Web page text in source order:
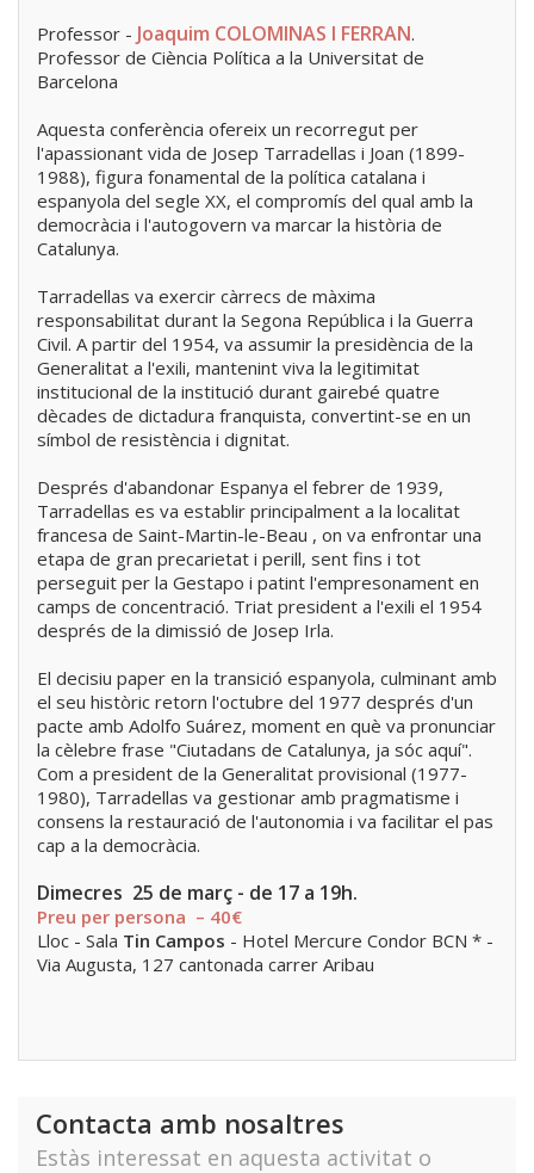
Professor - Joaquim COLOMINAS I FERRAN.
Professor de Ciència Política a la Universitat de
Barcelona
Aquesta conferència ofereix un recorregut per
l'apassionant vida de Josep Tarradellas i Joan (1899-
1988), figura fonamental de la política catalana i
espanyola del segle XX, el compromís del qual amb la
democràcia i l'autogovern va marcar la història de
Catalunya.
Tarradellas va exercir càrrecs de màxima
responsabilitat durant la Segona República i la Guerra
Civil. A partir del 1954, va assumir la presidència de la
Generalitat a l'exili, mantenint viva la legitimitat
institucional de la institució durant gairebé quatre
dècades de dictadura franquista, convertint-se en un
símbol de resistència i dignitat.
Després d'abandonar Espanya el febrer de 1939,
Tarradellas es va establir principalment a la localitat
francesa de Saint-Martin-le-Beau , on va enfrontar una
etapa de gran precarietat i perill, sent fins i tot
perseguit per la Gestapo i patint l'empresonament en
camps de concentració. Triat president a l'exili el 1954
després de la dimissió de Josep Irla.
El decisiu paper en la transició espanyola, culminant amb
el seu històric retorn l'octubre del 1977 després d'un
pacte amb Adolfo Suárez, moment en què va pronunciar
la cèlebre frase "Ciutadans de Catalunya, ja sóc aquí".
Com a president de la Generalitat provisional (1977-
1980), Tarradellas va gestionar amb pragmatisme i
consens la restauració de l'autonomia i va facilitar el pas
cap a la democràcia.
Dimecres 25 de març - de 17 a 19h.
Preu per persona – 40€
Lloc - Sala Tin Campos - Hotel Mercure Condor BCN * -
Via Augusta, 127 cantonada carrer Aribau
Contacta amb nosaltres
Estàs interessat en aquesta activitat o